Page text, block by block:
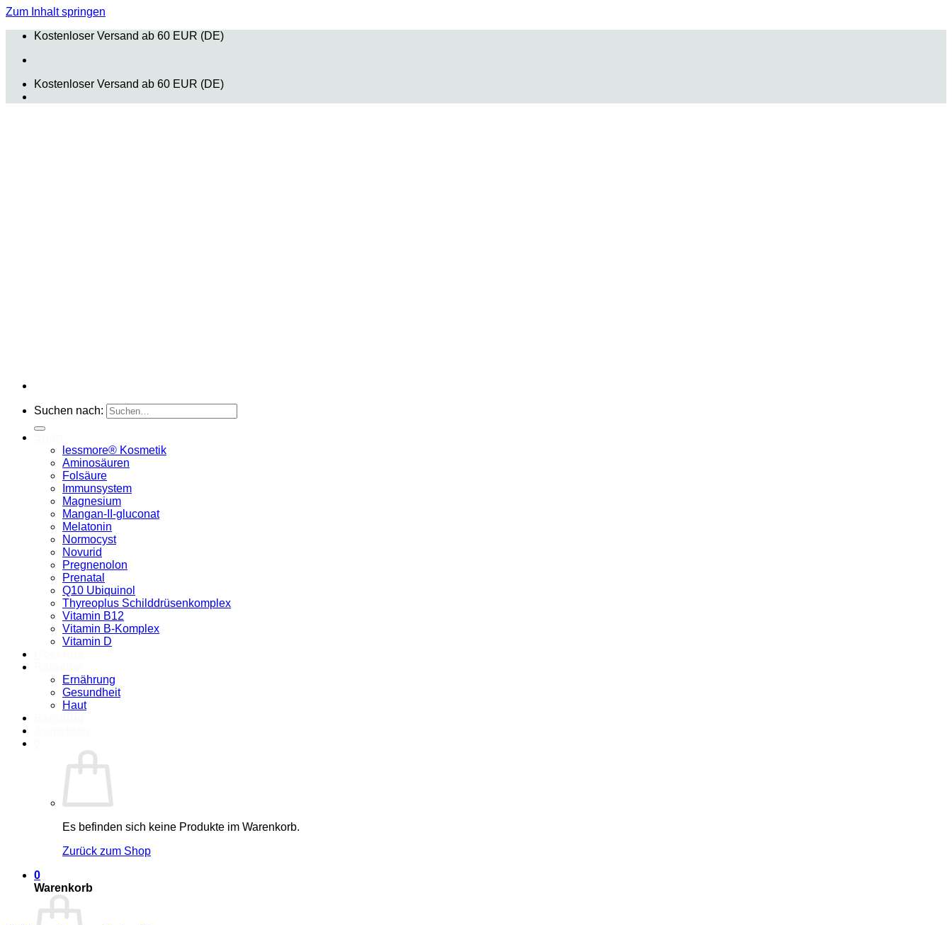
Zum Inhalt springen
Kostenloser Versand ab 60 EUR (DE)
Kostenloser Versand ab 60 EUR (DE)
Suchen nach:
lessmore® Kosmetik
Aminosäuren
Folsäure
Immunsystem
Magnesium
Mangan-II-gluconat
Melatonin
Normocyst
Novurid
Pregnenolon
Prenatal
Q10 Ubiquinol
Thyreoplus Schilddrüsenkomplex
Vitamin B12
Vitamin B-Komplex
Vitamin D
Ernährung
Gesundheit
Haut
Es befinden sich keine Produkte im Warenkorb.
Zurück zum Shop
0
Warenkorb